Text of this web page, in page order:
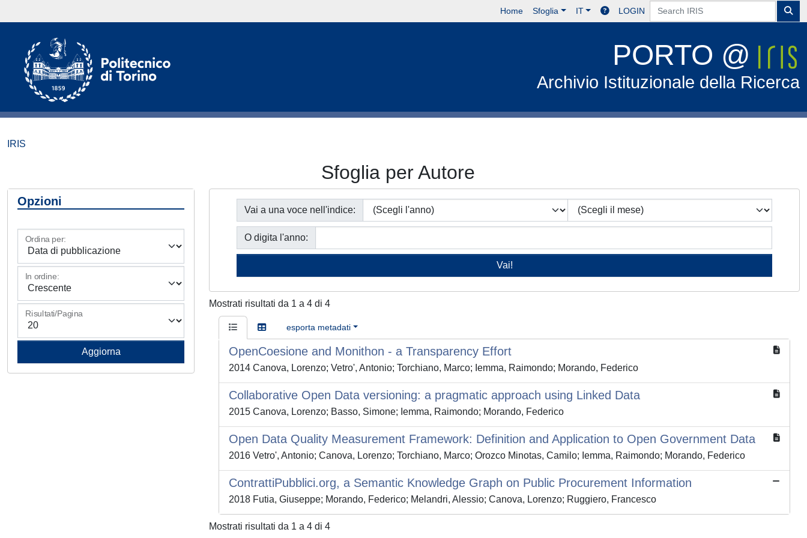
Home Sfoglia IT LOGIN
PORTO @
Archivio Istituzionale della Ricerca
IRIS
Sfoglia per Autore
Opzioni
Ordina per:
In ordine:
Risultati/Pagina
Vai a una voce nell'indice:
O digita l'anno:
Mostrati risultati da 1 a 4 di 4
esporta metadati
OpenCoesione and Monithon - a Transparency Effort
2014 Canova, Lorenzo; Vetro', Antonio; Torchiano, Marco; Iemma, Raimondo; Morando, Federico
Collaborative Open Data versioning: a pragmatic approach using Linked Data
2015 Canova, Lorenzo; Basso, Simone; Iemma, Raimondo; Morando, Federico
Open Data Quality Measurement Framework: Definition and Application to Open Government Data
2016 Vetro', Antonio; Canova, Lorenzo; Torchiano, Marco; Orozco Minotas, Camilo; Iemma, Raimondo; Morando, Federico
ContrattiPubblici.org, a Semantic Knowledge Graph on Public Procurement Information
2018 Futia, Giuseppe; Morando, Federico; Melandri, Alessio; Canova, Lorenzo; Ruggiero, Francesco
Mostrati risultati da 1 a 4 di 4